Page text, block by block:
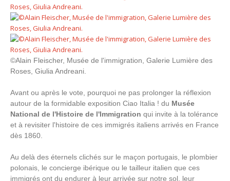
©Alain Fleischer, Musée de l'immigration, Galerie Lumière des
Roses, Giulia Andreani.
Avant ou après le vote, pourquoi ne pas prolonger la réflexion
autour de la formidable exposition Ciao Italia ! du Musée
National de l'Histoire de l'Immigration qui invite à la tolérance
et à revisiter l'histoire de ces immigrés italiens arrivés en France
dès 1860.
Au delà des éternels clichés sur le maçon portugais, le plombier
polonais, le concierge ibérique ou le tailleur italien que ces
immigrés ont du endurer à leur arrivée sur notre sol, leur